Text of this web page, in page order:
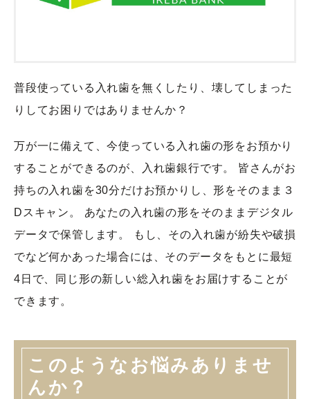
普段使っている入れ歯を無くしたり、壊してしまった
りしてお困りではありませんか？
万が一に備えて、今使っている入れ歯の形をお預かり
することができるのが、入れ歯銀行です。 皆さんがお
持ちの入れ歯を30分だけお預かりし、形をそのまま３
Dスキャン。 あなたの入れ歯の形をそのままデジタル
データで保管します。 もし、その入れ歯が紛失や破損
でなど何かあった場合には、そのデータをもとに最短
4日で、同じ形の新しい総入れ歯をお届けすることが
できます。
このようなお悩みありませ
んか？